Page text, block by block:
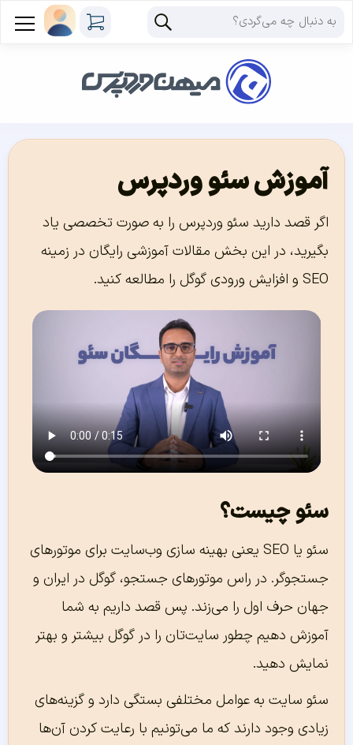
آموزش سئو وردپرس
اگر قصد دارید سئو وردپرس را به صورت تخصصی یاد
بگیرید، در این بخش مقالات آموزشی رایگان در زمینه
SEO و افزایش ورودی گوگل را مطالعه کنید.
سئو چیست؟
سئو یا SEO یعنی بهینه سازی وب‌سایت برای موتورهای
جستجوگر. در راس موتورهای جستجو، گوگل در ایران و
جهان حرف اول را می‌زند. پس قصد داریم به شما
آموزش دهیم چطور سایت‌تان را در گوگل بیشتر و بهتر
نمایش دهید.
سئو سایت به عوامل مختلفی بستگی دارد و گزینه‌های
زیادی وجود دارند که ما می‌تونیم با رعایت کردن آن‌ها